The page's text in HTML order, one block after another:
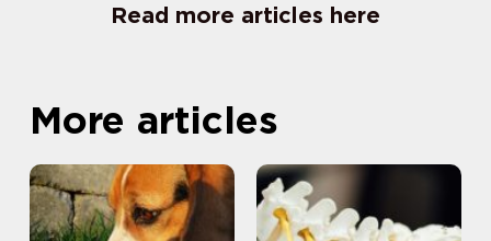
Read more articles here
More articles